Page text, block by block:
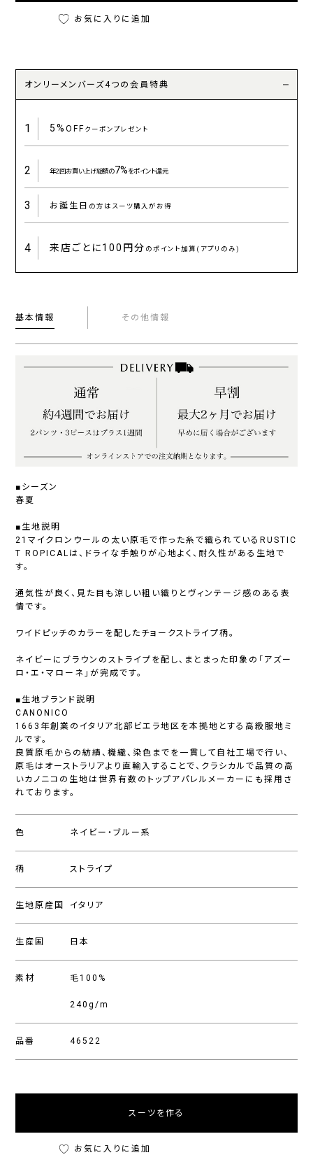
お気に入りに追加
オンリーメンバーズ4つの会員特典
1 5%OFFクーポンプレゼント
2 年2回お買い上げ総額の7%をポイント還元
3 お誕生日 の方はスーツ購入がお得
4 来店ごとに100円分 のポイント加算(アプリのみ)
基本情報 その他情報
■シーズン
春夏
■生地説明
21マイクロンウールの太い原毛で作った糸で織られているRUSTIC
T ROPICALは、ドライな手触りが心地よく、耐久性がある生地で
す。
通気性が良く、見た目も涼しい粗い織りとヴィンテージ感のある表
情です。
ワイドピッチのカラーを配したチョークストライプ柄。
ネイビーにブラウンのストライプを配し、まとまった印象の「アズー
ロ・エ・マローネ」が完成です。
■生地ブランド説明
CANONICO
1663年創業のイタリア北部ビエラ地区を本拠地とする高級服地ミ
ルです。
良質原毛からの紡績、機織、染色までを一貫して自社工場で行い、
原毛はオーストラリアより直輸入することで、クラシカルで品質の高
いカノニコの生地は世界有数のトップアパレルメーカーにも採用さ
れております。
色 ネイビー・ブルー系
柄 ストライプ
生地原産国 イタリア
生産国 日本
素材 毛100%
240g/m
品番 46522
スーツを作る
お気に入りに追加